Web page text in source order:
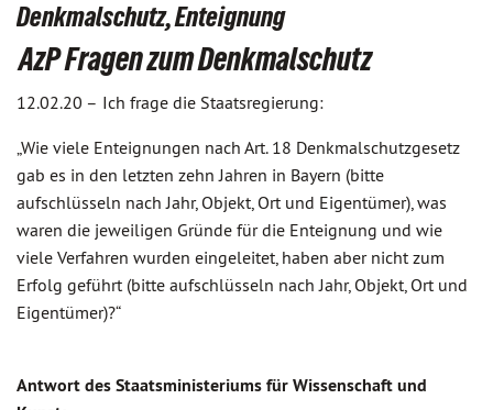
Denkmalschutz, Enteignung
AzP Fragen zum Denkmalschutz
12.02.20 – Ich frage die Staatsregierung:
„Wie viele Enteignungen nach Art. 18 Denkmalschutzgesetz
gab es in den letzten zehn Jahren in Bayern (bitte
aufschlüsseln nach Jahr, Objekt, Ort und Eigentümer), was
waren die jeweiligen Gründe für die Enteignung und wie
viele Verfahren wurden eingeleitet, haben aber nicht zum
Erfolg geführt (bitte aufschlüsseln nach Jahr, Objekt, Ort und
Eigentümer)?“
Antwort des Staatsministeriums für Wissenschaft und